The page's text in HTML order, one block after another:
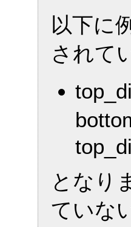
以下に
されて
となり
ていな